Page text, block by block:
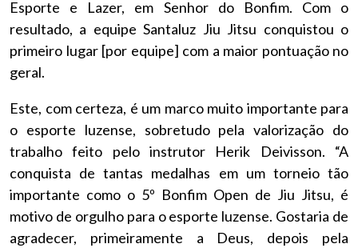
Esporte e Lazer, em Senhor do Bonfim. Com o
resultado, a equipe Santaluz Jiu Jitsu conquistou o
primeiro lugar [por equipe] com a maior pontuação no
geral.
Este, com certeza, é um marco muito importante para
o esporte luzense, sobretudo pela valorização do
trabalho feito pelo instrutor Herik Deivisson. “A
conquista de tantas medalhas em um torneio tão
importante como o 5º Bonfim Open de Jiu Jitsu, é
motivo de orgulho para o esporte luzense. Gostaria de
agradecer, primeiramente a Deus, depois pela